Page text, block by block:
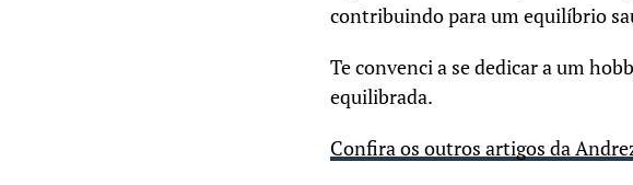
contribuindo para um equilíbrio
Te convenci a se dedicar a um
equilibrada.
Confira os outros artigos da